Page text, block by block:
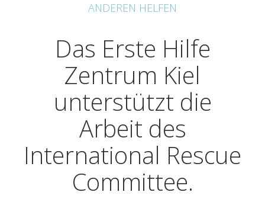
ANDEREN HELFEN
Das Erste Hilfe
Zentrum Kiel
unterstützt die
Arbeit des
International Rescue
Committee.